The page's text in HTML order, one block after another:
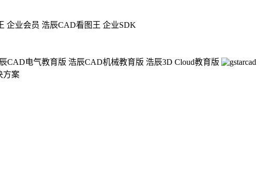
企业会员 浩辰CAD看图王 企业SDK
CAD电气教育版 浩辰CAD机械教育版 浩辰3D Cloud教育版